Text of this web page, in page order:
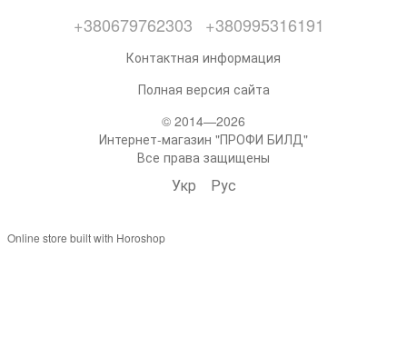
+380679762303 +380995316191
Контактная информация
Полная версия сайта
© 2014—2026
Интернет-магазин "ПРОФИ БИЛД"
Все права защищены
Укр Рус
Online store built with Horoshop